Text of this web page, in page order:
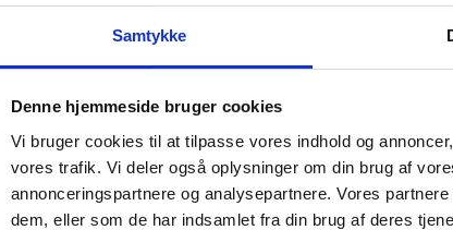
Samtykke
Denne hjemmeside bruger cookies
Vi bruger cookies til at tilpasse vores indhold og
vores trafik. Vi deler også oplysninger om din brug af
annonceringspartnere og analysepartnere. Vores
dem, eller som de har indsamlet fra din brug af deres
Gældsforpligtelser
Årets balance
Nøgletal i %
Soliditetsgrad
Likviditetsgrad